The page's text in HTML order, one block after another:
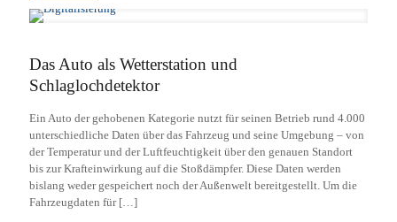
Das Auto als Wetterstation und
Schlaglochdetektor
Ein Auto der gehobenen Kategorie nutzt für seinen Betrieb rund 4.000
unterschiedliche Daten über das Fahrzeug und seine Umgebung – von
der Temperatur und der Luftfeuchtigkeit über den genauen Standort
bis zur Krafteinwirkung auf die Stoßdämpfer. Diese Daten werden
bislang weder gespeichert noch der Außenwelt bereitgestellt. Um die
Fahrzeugdaten für[…]